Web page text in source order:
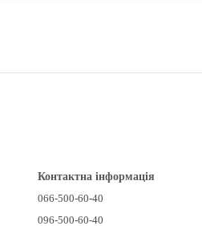
Контактна інформація
066-500-60-40
096-500-60-40